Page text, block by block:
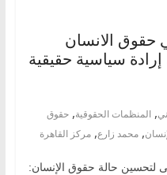
حقوق الانسان
سياسية حقيقية
, المنظمات الحقوقية, حقوق
, محمد زارع, مركز القاهرة
لتحسين حالة حقوق الإنسان: